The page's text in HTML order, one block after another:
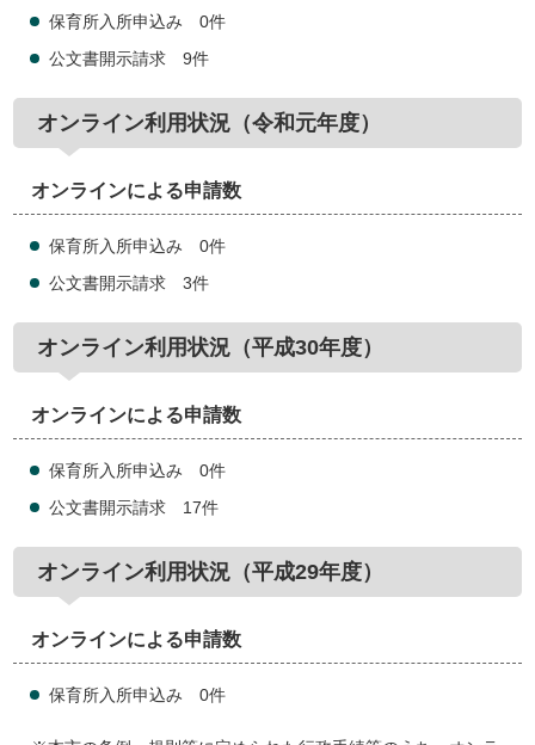
保育所入所申込み 0件
公文書開示請求 9件
オンライン利用状況（令和元年度）
オンラインによる申請数
保育所入所申込み 0件
公文書開示請求 3件
オンライン利用状況（平成30年度）
オンラインによる申請数
保育所入所申込み 0件
公文書開示請求 17件
オンライン利用状況（平成29年度）
オンラインによる申請数
保育所入所申込み 0件